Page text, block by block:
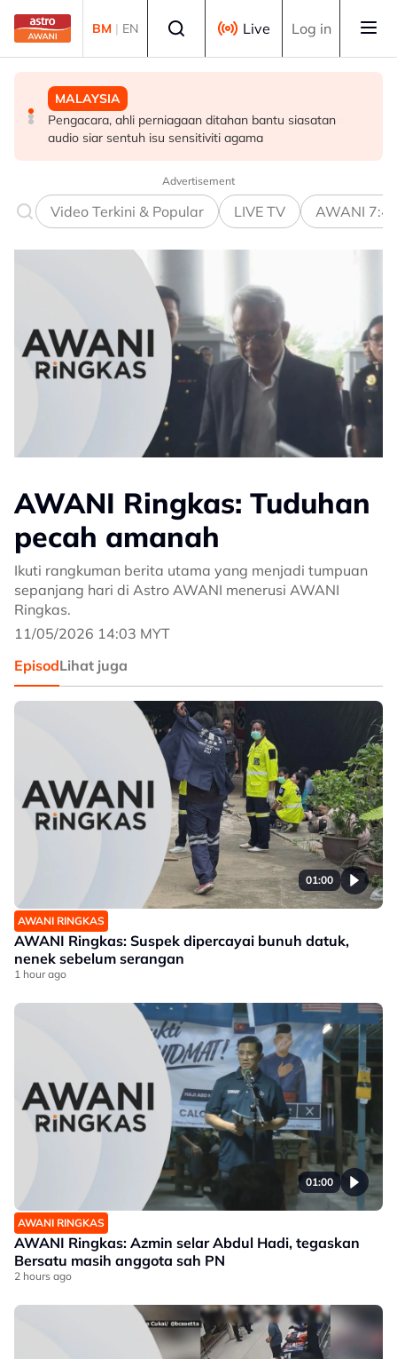
Skip to main content
BM | EN Live Log in
MALAYSIA
Beza parti tak boleh sekat persahabatan, kerjasama
demi manfaat rakyat - PM Anwar
MALAYSIA
Pengacara, ahli perniagaan ditahan bantu siasatan
audio siar sentuh isu sensitiviti agama
DUNIA
PM Thailand arah undang-undang senjata api diperketat
selepas insiden tembakan di sekolah
Advertisement
Video Terkini & Popular LIVE TV AWANI
AWANI Ringkas: Tuduhan
pecah amanah
Ikuti rangkuman berita utama yang menjadi tumpuan
sepanjang hari di Astro AWANI menerusi AWANI
Ringkas.
11/05/2026 14:03 MYT
EpisodLihat juga
01:00
AWANI RINGKAS
AWANI Ringkas: Suspek dipercayai bunuh datuk,
nenek sebelum serangan
1 hour ago
01:00
AWANI RINGKAS
AWANI Ringkas: Azmin selar Abdul Hadi, tegaskan
Bersatu masih anggota sah PN
2 hours ago